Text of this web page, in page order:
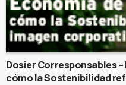
Dosier Corresponsables
cómo la Sostenibilidad